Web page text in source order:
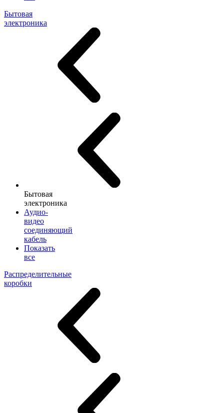
Бытовая
электроника
Бытовая
электроника
Аудио-
видео
соединяющий
кабель
Показать
все
Распределительные
коробки